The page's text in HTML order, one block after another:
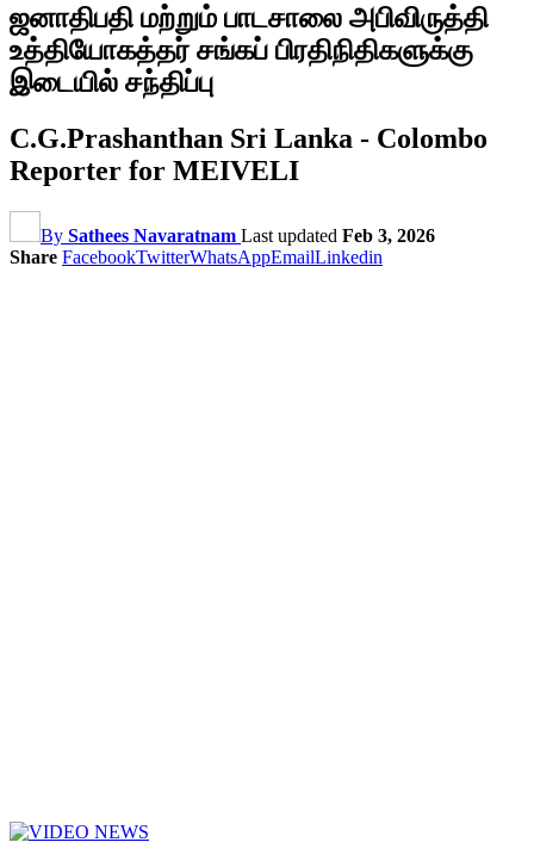
ஜனாதிபதி மற்றும் பாடசாலை அபிவிருத்தி
உத்தியோகத்தர் சங்கப் பிரதிநிதிகளுக்கு
இடையில் சந்திப்பு
C.G.Prashanthan Sri Lanka - Colombo
Reporter for MEIVELI
By Sathees Navaratnam Last updated Feb 3, 2026
Share FacebookTwitterWhatsAppEmailLinkedin